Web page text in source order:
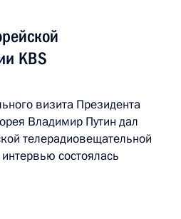
KBS
визита Президента
Владимир Путин дал
телерадиовещательной
состоялась